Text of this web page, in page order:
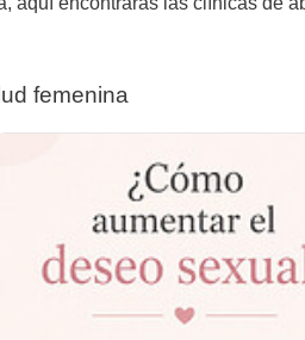
femenina